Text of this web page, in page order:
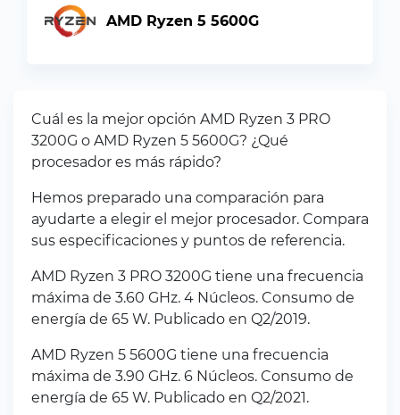
AMD Ryzen 5 5600G
Cuál es la mejor opción AMD Ryzen 3 PRO
3200G o AMD Ryzen 5 5600G? ¿Qué
procesador es más rápido?
Hemos preparado una comparación para
ayudarte a elegir el mejor procesador. Compara
sus especificaciones y puntos de referencia.
AMD Ryzen 3 PRO 3200G tiene una frecuencia
máxima de 3.60 GHz. 4 Núcleos. Consumo de
energía de 65 W. Publicado en Q2/2019.
AMD Ryzen 5 5600G tiene una frecuencia
máxima de 3.90 GHz. 6 Núcleos. Consumo de
energía de 65 W. Publicado en Q2/2021.